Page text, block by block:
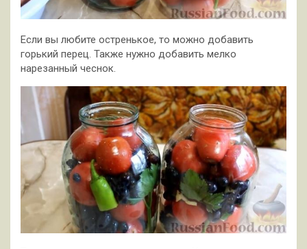
Если вы любите остренькое, то можно добавить
горький перец. Также нужно добавить мелко
нарезанный чеснок.